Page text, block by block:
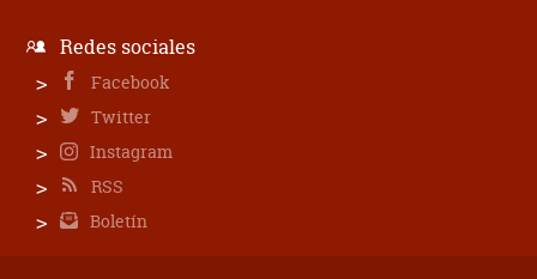
Redes sociales
Facebook
Twitter
Instagram
RSS
Boletín